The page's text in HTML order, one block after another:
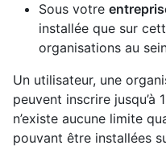
Sous votre
installée que sur
organisations au
Un utilisateur, une
peuvent inscrire jusqu’à
n’existe aucune limite
pouvant être installées